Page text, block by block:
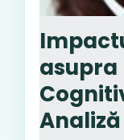
asupra